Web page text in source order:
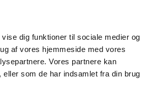
dig funktioner til sociale medier og
af vores hjemmeside med vores
Vores partnere kan
som de har indsamlet fra din brug
Om os Kontakt Udgivelser
Apoteker og salg af
Medicinsk